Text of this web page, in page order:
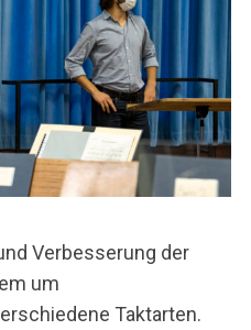
Verbesserung der
um
Taktarten.